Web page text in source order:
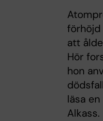
förhöjd
att
Hör
hon
läsa
Alkass.